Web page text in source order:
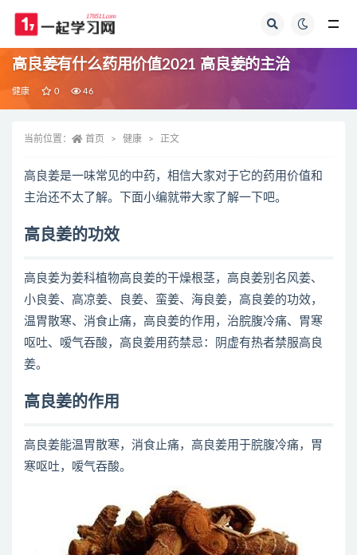
高良姜有什么药用价值2021 高良姜的主治
健康 0 46
当前位置： 首页 健康 正文
高良姜是一味常见的中药，相信大家对于它的药用价值和
主治还不太了解。下面小编就带大家了解一下吧。
高良姜的功效
高良姜为姜科植物高良姜的干燥根茎，高良姜别名风姜、
小良姜、高凉姜、良姜、蛮姜、海良姜，高良姜的功效，
温胃散寒、消食止痛，高良姜的作用，治脘腹冷痛、胃寒
呕吐、嗳气吞酸，高良姜用药禁忌：阴虚有热者禁服高良
姜。
高良姜的作用
高良姜能温胃散寒，消食止痛，高良姜用于脘腹冷痛，胃
寒呕吐，嗳气吞酸。